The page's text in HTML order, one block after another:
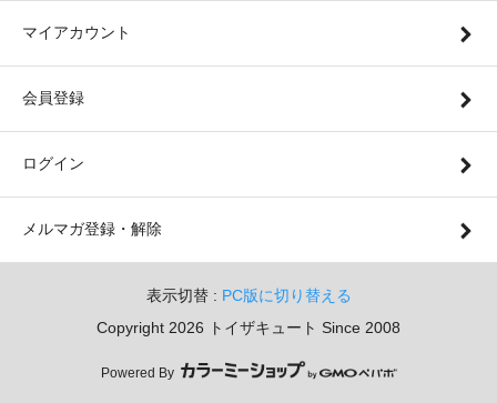
マイアカウント
会員登録
ログイン
メルマガ登録・解除
表示切替 : PC版に切り替える
Copyright 2026 トイザキュート Since 2008
Powered By